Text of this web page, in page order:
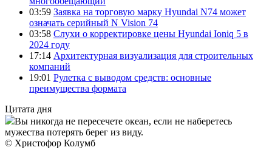
03:59 Заявка на торговую марку Hyundai N74 может
означать серийный N Vision 74
03:58 Слухи о корректировке цены Hyundai Ioniq 5 в
2024 году
17:14 Архитектурная визуализация для строительных
компаний
19:01 Рулетка с выводом средств: основные
преимущества формата
Цитата дня
Вы никогда не пересечете океан, если не наберетесь
мужества потерять берег из виду.
© Христофор Колумб